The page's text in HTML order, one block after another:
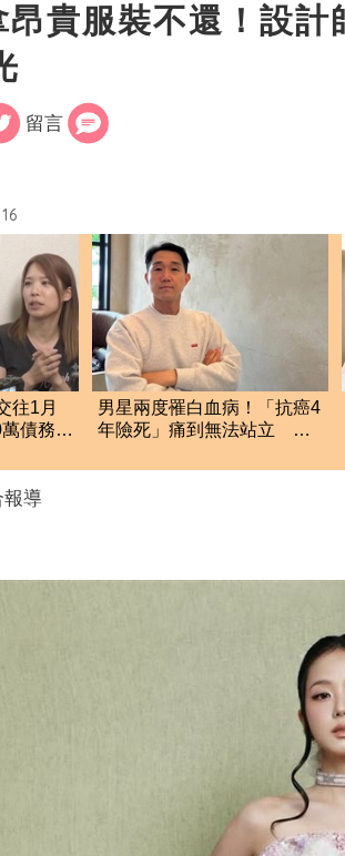
貴服裝不還！設
留言
往1月
萬債務
男星兩度罹白血病！「抗癌4
年險死」痛到無法站立 淚
報導